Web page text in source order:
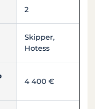
2
Skipper,
Hotess
4 400 €